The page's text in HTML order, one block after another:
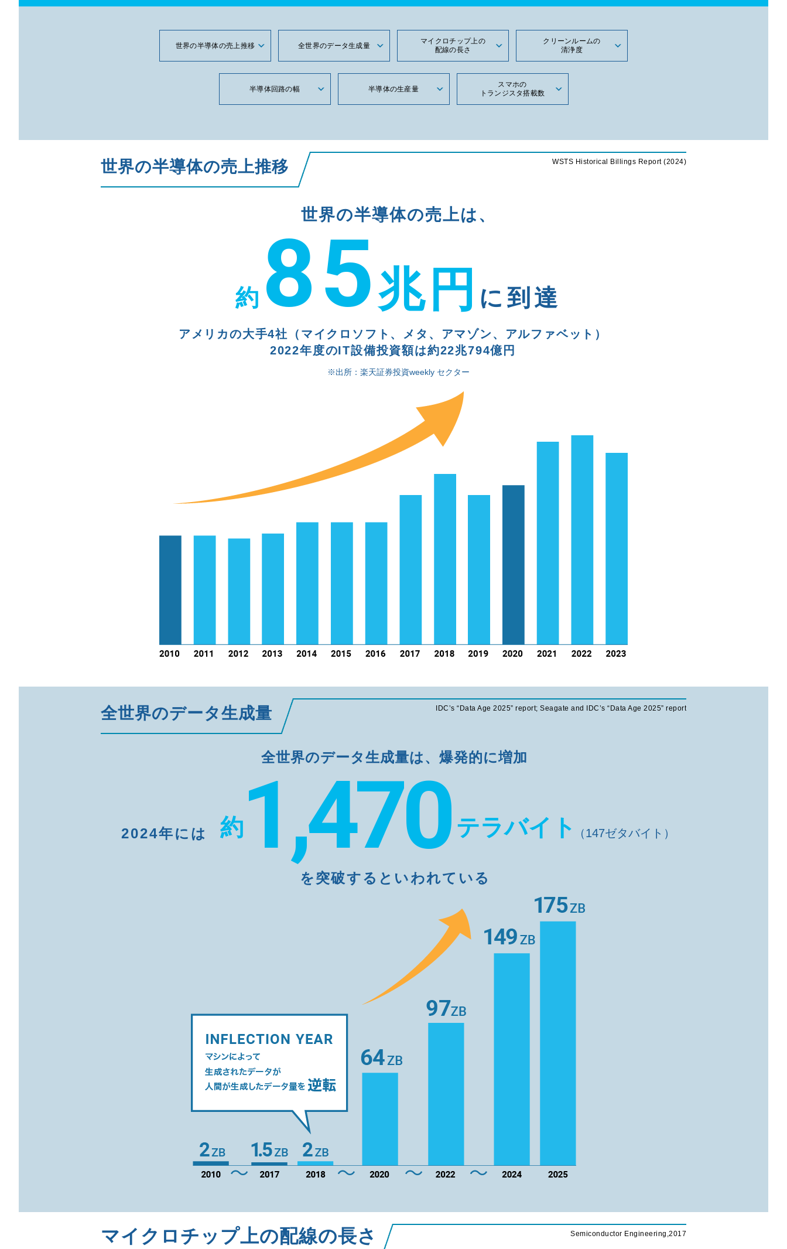
世界の半導体の売上推移 全世界のデータ生成量
マイクロチップ上の
配線の長さ
クリーンルームの
清浄度
半導体回路の幅 半導体の生産量
スマホの
トランジスタ搭載数
世界の半導体の売上推移 WSTS Historical Billings Report (2024)
世界の半導体の売上は、
約 85兆円 に到達
アメリカの大手4社 （マイクロソフト、メタ、アマゾン、アルファベット）
2022年度のIT設備投資額は約22兆794億円
※出所：楽天証券投資weekly セクター
全世界のデータ生成量 IDC’s “Data Age 2025” report; Seagate and IDC’s “Data Age 2025” report
全世界のデータ生成量は、爆発的に増加
2024年には 約1,470 テラバイト （147ゼタバイト）
を突破するといわれている
マイクロチップ上の配線の長さ Semiconductor Engineering,2017